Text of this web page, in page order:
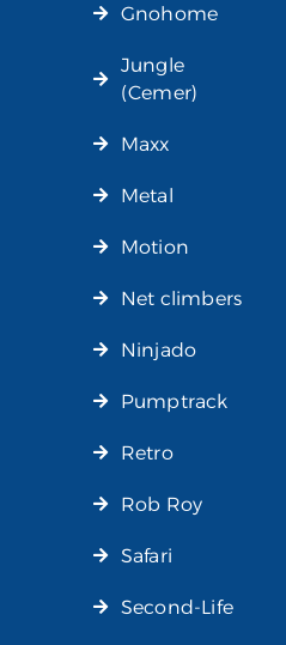
Gnohome
Jungle
(Cemer)
Maxx
Metal
Motion
Net climbers
Ninjado
Pumptrack
Retro
Rob Roy
Safari
Second-Life